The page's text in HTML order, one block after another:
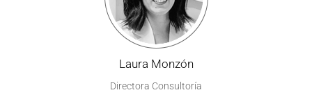
Laura Monzón
Directora Consultoría